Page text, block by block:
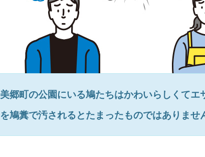
美郷町の公園にいる鳩たちはかわいらしくて
を鳩糞で汚されるとたまったものではありませ